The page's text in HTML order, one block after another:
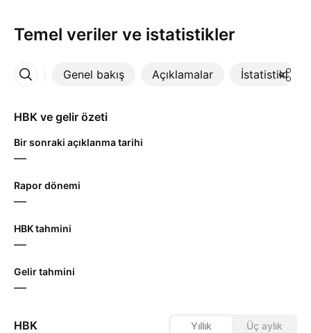
Temel veriler ve istatistikler
Genel bakış Açıklamalar İstatistikler
Daha Fazla
HBK ve gelir özeti
Bir sonraki açıklanma tarihi
—
Rapor dönemi
—
HBK tahmini
—
Gelir tahmini
—
HBK Yıllık Üç aylık